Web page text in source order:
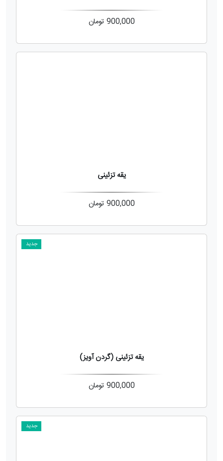
900,000 تومان
یقه تزئینی
900,000 تومان
جدید
یقه تزئینی (گردن آویز)
900,000 تومان
جدید